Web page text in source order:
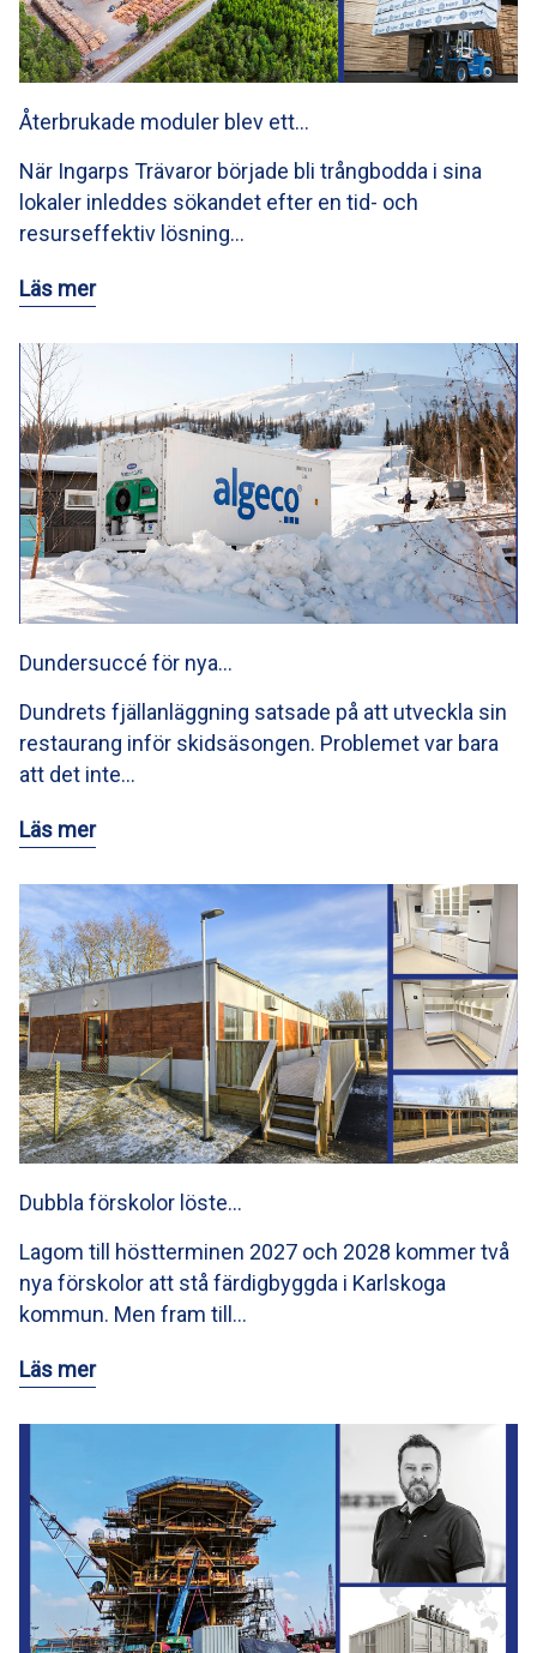
Återbrukade moduler blev ett…
När Ingarps Trävaror började bli trångbodda i sina
lokaler inleddes sökandet efter en tid- och
resurseffektiv lösning…
Läs mer
Dundersuccé för nya…
Dundrets fjällanläggning satsade på att utveckla sin
restaurang inför skidsäsongen. Problemet var bara
att det inte…
Läs mer
Dubbla förskolor löste…
Lagom till höstterminen 2027 och 2028 kommer två
nya förskolor att stå färdigbyggda i Karlskoga
kommun. Men fram till…
Läs mer